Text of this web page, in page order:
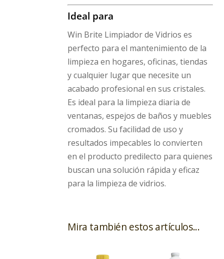
Ideal para
Win Brite Limpiador de Vidrios es
perfecto para el mantenimiento de la
limpieza en hogares, oficinas, tiendas
y cualquier lugar que necesite un
acabado profesional en sus cristales.
Es ideal para la limpieza diaria de
ventanas, espejos de baños y muebles
cromados. Su facilidad de uso y
resultados impecables lo convierten
en el producto predilecto para quienes
buscan una solución rápida y eficaz
para la limpieza de vidrios.
Mira también estos artículos...